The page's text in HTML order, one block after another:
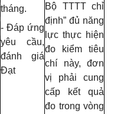
tháng.
- Đáp ứng
yêu cầu,
đánh giá
Đạt
Bộ TTTT chỉ
định” đủ năng
lực thực hiện
đo kiểm tiêu
chí này, đơn
vị phải cung
cấp kết quả
đo trong vòng